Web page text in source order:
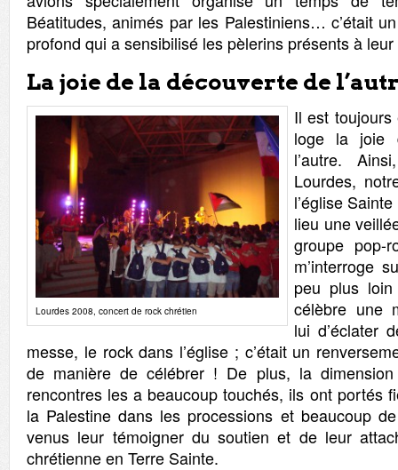
Béatitudes, animés par les Palestiniens… c’était
profond qui a sensibilisé les pèlerins présents à
La joie de la découverte de
Lourdes 2008, concert de rock chrétien
Il est
loge la joie
l’autre.
Lourdes,
l’église
lieu une
groupe pop-
m’interroge
peu plus
célèbre une
lui d’éclater
messe, le rock dans l’église ; c’était un
de manière de célébrer ! De plus, la
rencontres les a beaucoup touchés, ils ont portés
la Palestine dans les processions et beaucoup
venus leur témoigner du soutien et de leur
chrétienne en Terre Sainte.